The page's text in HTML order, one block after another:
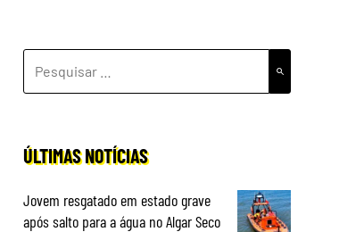
POR:
ÚLTIMAS NOTÍCIAS
Jovem resgatado em estado grave
após salto para a água no Algar Seco